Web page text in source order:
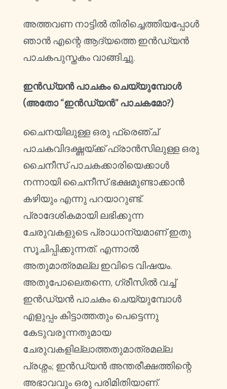
അത്തവണ നാട്ടിൽ തിരിച്ചെത്തിയപ്പോൾ
ഞാൻ എന്റെ ആദ്യത്തെ ഇൻഡ്യൻ
പാചകപുസ്തകം വാങ്ങിച്ചു.
ഇൻഡ്യൻ പാചകം ചെയ്യുമ്പോൾ
(അതോ “ഇൻഡ്യൻ” പാചകമോ?)
ചൈനയിലുള്ള ഒരു ഫ്രെഞ്ച്
പാചകവിദഗ്ദ്ധയ്ക്ക് ഫ്രാൻസിലുള്ള ഒരു
ചൈനീസ് പാചകക്കാരിയെക്കാൾ
നന്നായി ചൈനീസ് ഭക്ഷമുണ്ടാക്കാൻ
കഴിയും എന്നു പറയാറുണ്ട്.
പ്രാദേശികമായി ലഭിക്കുന്ന
ചേരുവകളുടെ പ്രാധാന്യമാണ് ഇതു
സൂചിപ്പിക്കുന്നത്. എന്നാൽ
അതുമാത്രമല്ല ഇവിടെ വിഷയം.
അതുപോലെതന്നെ, ഗ്രീസിൽ വച്ച്
ഇൻഡ്യൻ പാചകം ചെയ്യുമ്പോൾ
എളുപ്പം കിട്ടാത്തതും പെട്ടെന്നു
കേടുവരുന്നതുമായ
ചേരുവകളില്ലാത്തതുമാത്രമല്ല
പ്രശ്നം; ഇൻഡ്യൻ അന്തരീക്ഷത്തിന്റെ
അഭാവവും ഒരു പരിമിതിയാണ്.